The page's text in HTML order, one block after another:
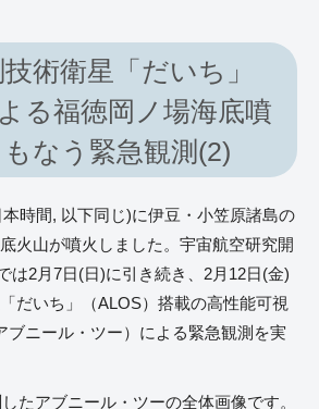
術衛星「だいち」
る福徳岡ノ場海底噴
なう緊急観測(2)
時間, 以下同じ)に伊豆・小笠原諸島の
火山が噴火しました。宇宙航空研究開
は2月7日(日)に引き続き、2月12日(金)
だいち」（ALOS）搭載の高性能可視
ブニール・ツー）による緊急観測を実
たアブニール・ツーの全体画像です。